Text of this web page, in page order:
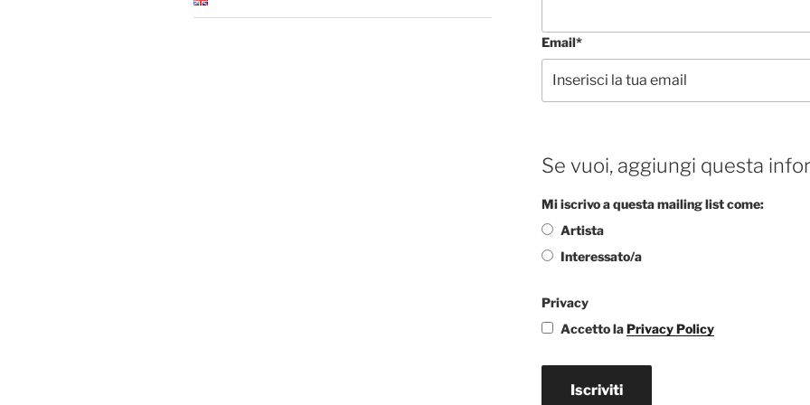
Email*
Se vuoi, aggiungi questa
Mi iscrivo a questa mailing list come:
Artista
Interessato/a
Privacy
Accetto laPrivacy Policy
Iscriviti